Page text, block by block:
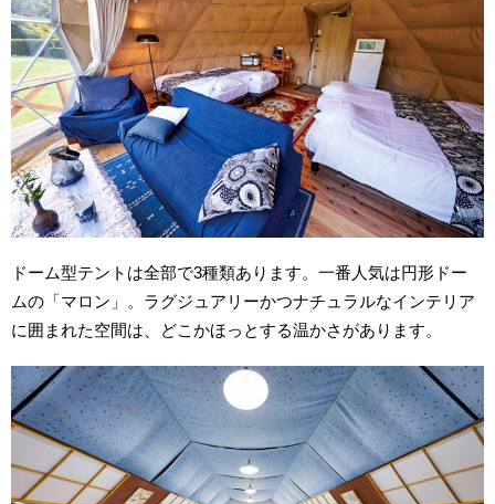
ドーム型テントは全部で3種類あります。一番人気は円形ドー
ムの「マロン」。ラグジュアリーかつナチュラルなインテリア
に囲まれた空間は、どこかほっとする温かさがあります。